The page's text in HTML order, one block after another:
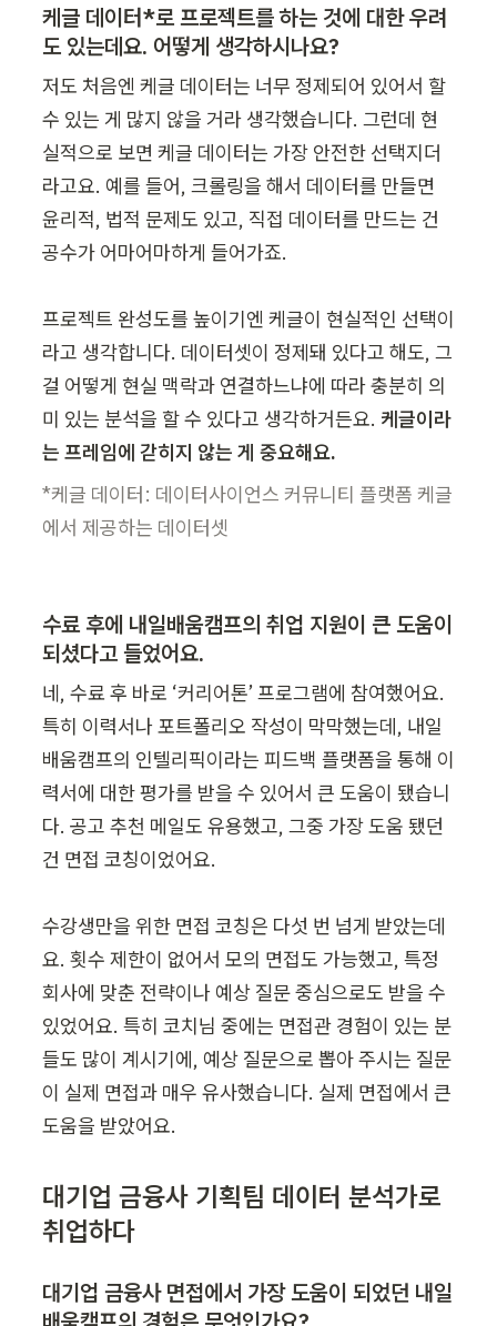
케글 데이터*로 프로젝트를 하는 것에 대한 우려
도 있는데요. 어떻게 생각하시나요?
저도 처음엔 케글 데이터는 너무 정제되어 있어서 할
수 있는 게 많지 않을 거라 생각했습니다. 그런데 현
실적으로 보면 케글 데이터는 가장 안전한 선택지더
라고요. 예를 들어, 크롤링을 해서 데이터를 만들면
윤리적, 법적 문제도 있고, 직접 데이터를 만드는 건
공수가 어마어마하게 들어가죠.
프로젝트 완성도를 높이기엔 케글이 현실적인 선택이
라고 생각합니다. 데이터셋이 정제돼 있다고 해도, 그
걸 어떻게 현실 맥락과 연결하느냐에 따라 충분히 의
미 있는 분석을 할 수 있다고 생각하거든요. 케글이라
는 프레임에 갇히지 않는 게 중요해요.
*케글 데이터: 데이터사이언스 커뮤니티 플랫폼 케글
에서 제공하는 데이터셋
수료 후에 내일배움캠프의 취업 지원이 큰 도움이
되셨다고 들었어요.
네, 수료 후 바로 ‘커리어톤’ 프로그램에 참여했어요.
특히 이력서나 포트폴리오 작성이 막막했는데, 내일
배움캠프의 인텔리픽이라는 피드백 플랫폼을 통해 이
력서에 대한 평가를 받을 수 있어서 큰 도움이 됐습니
다. 공고 추천 메일도 유용했고, 그중 가장 도움 됐던
건 면접 코칭이었어요.
수강생만을 위한 면접 코칭은 다섯 번 넘게 받았는데
요. 횟수 제한이 없어서 모의 면접도 가능했고, 특정
회사에 맞춘 전략이나 예상 질문 중심으로도 받을 수
있었어요. 특히 코치님 중에는 면접관 경험이 있는 분
들도 많이 계시기에, 예상 질문으로 뽑아 주시는 질문
이 실제 면접과 매우 유사했습니다. 실제 면접에서 큰
대기업 금융사 기획팀 데이터 분석가로
취업하다
대기업 금융사 면접에서 가장 도움이 되었던 내일